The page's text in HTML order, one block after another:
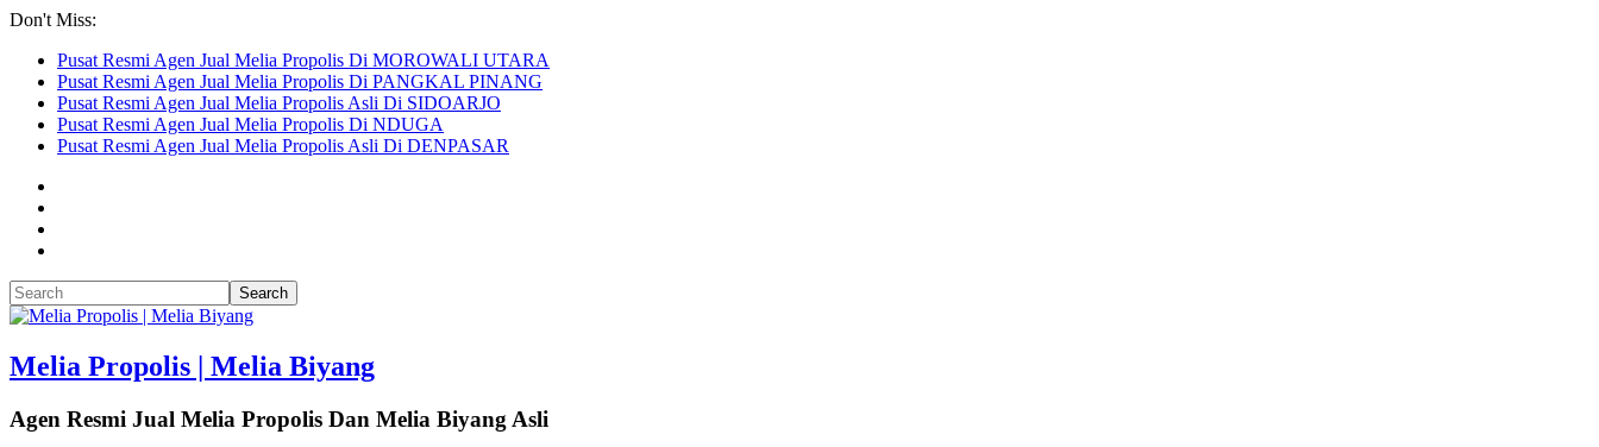
Don't Miss:
Pusat Resmi Agen Jual Melia Propolis Di MOROWALI UTARA
Pusat Resmi Agen Jual Melia Propolis Di PANGKAL PINANG
Pusat Resmi Agen Jual Melia Propolis Asli Di SIDOARJO
Pusat Resmi Agen Jual Melia Propolis Di NDUGA
Pusat Resmi Agen Jual Melia Propolis Asli Di DENPASAR
Melia Propolis | Melia Biyang
Agen Resmi Jual Melia Propolis Dan Melia Biyang Asli